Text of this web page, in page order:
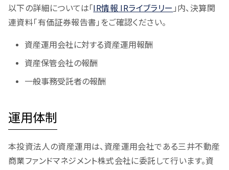
以下の詳細については「IR情報 IRライブラリー 」内、決算関
連資料「有価証券報告書」をご確認ください。
資産運用会社に対する資産運用報酬
資産保管会社の報酬
一般事務受託者の報酬
運用体制
本投資法人の資産運用は、資産運用会社である三井不動産
商業ファンドマネジメント株式会社に委託して行います。資